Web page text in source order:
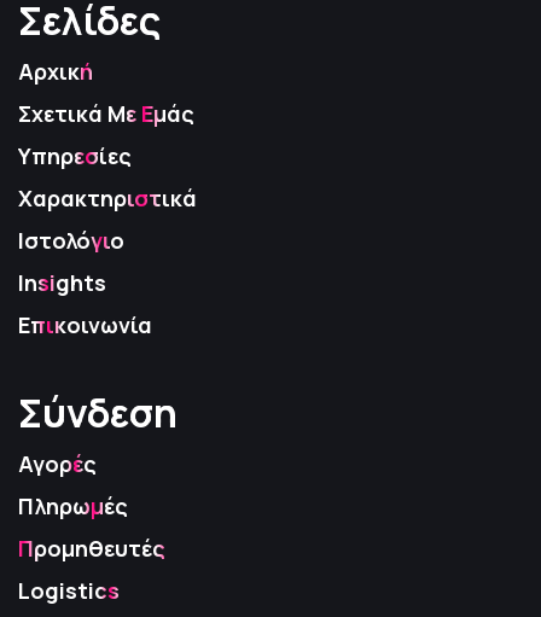
Σελίδες
Σελίδες
Σελίδες
Αρχική
Σχετικά Με Εμάς
Υπηρεσίες
Χαρακτηριστικά
Ιστολόγιο
Insights
Επικοινωνία
Σύνδεση
Σύνδεση
Σύνδεση
Αγορές
Πληρωμές
Προμηθευτές
Logistics